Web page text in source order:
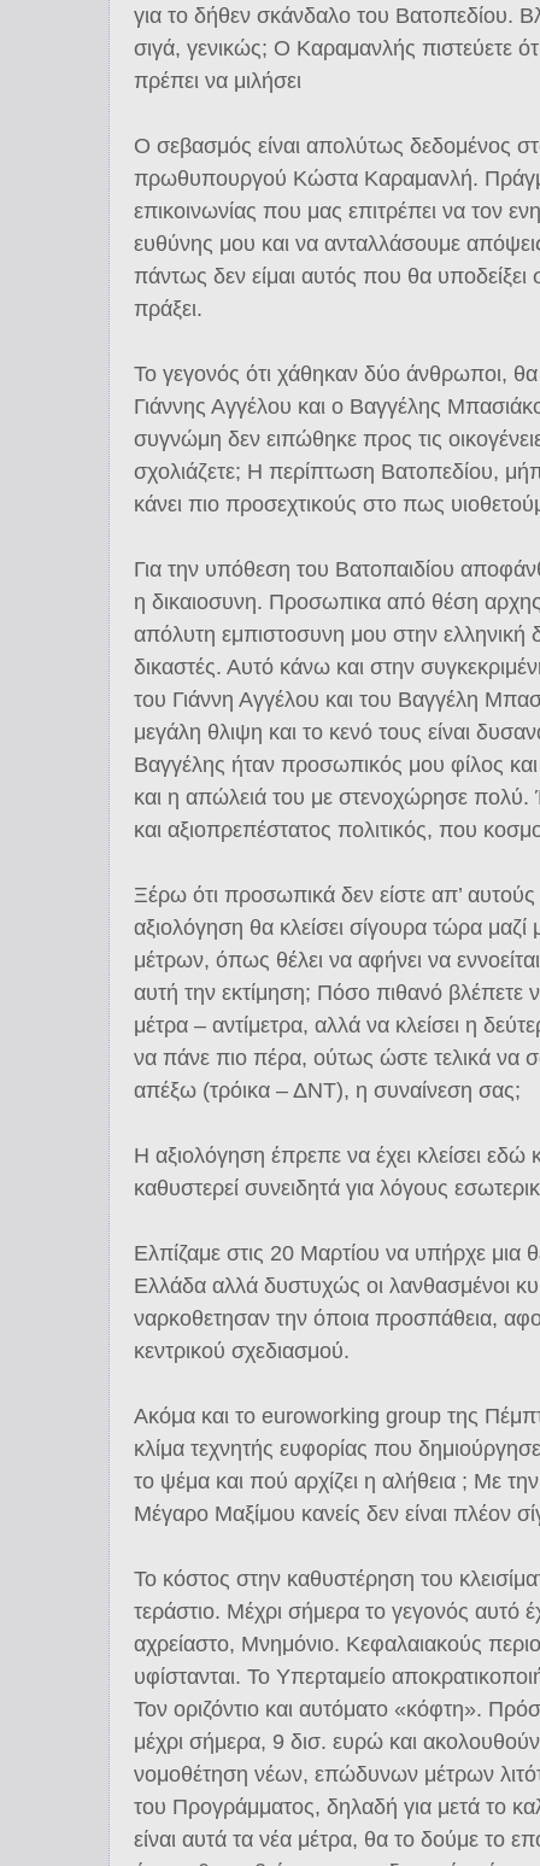
για το δήθεν σκάνδαλο του Βατοπεδίου.
σιγά, γενικώς; Ο Καραμανλής πιστεύετε
πρέπει να μιλήσει
O σεβασμός είναι απολύτως δεδομένος
πρωθυπουργού Κώστα Καραμανλή.
επικοινωνίας που μας επιτρέπει να τον
ευθύνης μου και να ανταλλάσουμε
πάντως δεν είμαι αυτός που θα
πράξει.
Το γεγονός ότι χάθηκαν δύο άνθρωποι,
Γιάννης Αγγέλου και ο Βαγγέλης
συγνώμη δεν ειπώθηκε προς τις
σχολιάζετε; Η περίπτωση Βατοπεδίου,
κάνει πιο προσεχτικούς στο πως
Για την υπόθεση του Βατοπαιδίου
η δικαιοσυνη. Προσωπικα από θέση
απόλυτη εμπιστοσυνη μου στην ελληνική
δικαστές. Αυτό κάνω και στην
του Γιάννη Αγγέλου και του Βαγγέλη
μεγάλη θλιψη και το κενό τους είναι
Βαγγέλης ήταν προσωπικός μου φίλος και
και η απώλειά του με στενοχώρησε
και αξιοπρεπέστατος πολιτικός, που
Ξέρω ότι προσωπικά δεν είστε απ’
αξιολόγηση θα κλείσει σίγουρα τώρα
μέτρων, όπως θέλει να αφήνει να
αυτή την εκτίμηση; Πόσο πιθανό
μέτρα – αντίμετρα, αλλά να κλείσει η
να πάνε πιο πέρα, ούτως ώστε τελικά να
απέξω (τρόικα – ΔΝΤ), η συναίνεση σας;
Η αξιολόγηση έπρεπε να έχει κλείσει
καθυστερεί συνειδητά για λόγους
Ελπίζαμε στις 20 Μαρτίου να υπήρχε μια
Ελλάδα αλλά δυστυχώς οι λανθασμένοι
ναρκοθετησαν την όποια προσπάθεια,
κεντρικού σχεδιασμού.
Ακόμα και το euroworking group της
κλίμα τεχνητής ευφορίας που
το ψέμα και πού αρχίζει η αλήθεια ; Με
Μέγαρο Μαξίμου κανείς δεν είναι πλέον
Το κόστος στην καθυστέρηση του
τεράστιο. Mέχρι σήμερα το γεγονός αυτό
αχρείαστο, Μνημόνιο. Κεφαλαιακούς
υφίστανται. Το Υπερταμείο
Τον οριζόντιο και αυτόματο «κόφτη».
μέχρι σήμερα, 9 δισ. ευρώ και ακολουθούν
νομοθέτηση νέων, επώδυνων μέτρων
του Προγράμματος, δηλαδή για μετά το
είναι αυτά τα νέα μέτρα, θα το δούμε το